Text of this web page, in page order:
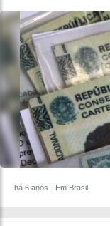
há 6 anos - Em Brasil